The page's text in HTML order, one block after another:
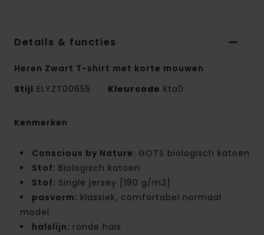
Details & functies
Heren Zwart T-shirt met korte mouwen
Stijl ELYZT00655 Kleurcode kta0
Kenmerken
Conscious by Nature: GOTS biologisch katoen
Stof: Biologisch katoen
Stof: Single jersey [180 g/m2]
pasvorm: klassiek, comfortabel normaal
model
halslijn: ronde hals